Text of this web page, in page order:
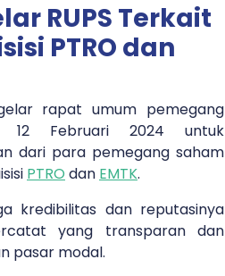
RUPS Terkait
PTRO dan
rapat umum pemegang
12 Februari 2024 untuk
dari para pemegang saham
PTRO dan EMTK.
kredibilitas dan reputasinya
yang transparan dan
pasar modal.